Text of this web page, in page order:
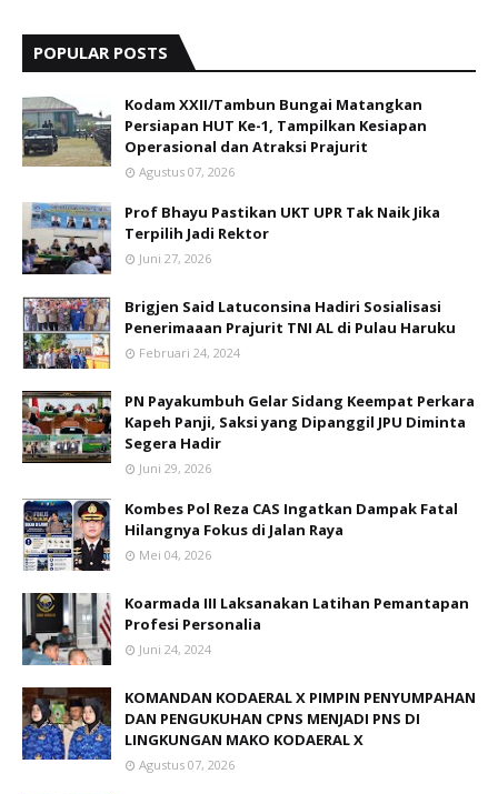
POPULAR POSTS
Kodam XXII/Tambun Bungai Matangkan
Persiapan HUT Ke-1, Tampilkan Kesiapan
Operasional dan Atraksi Prajurit
Agustus 07, 2026
Prof Bhayu Pastikan UKT UPR Tak Naik Jika
Terpilih Jadi Rektor
Juni 27, 2026
Brigjen Said Latuconsina Hadiri Sosialisasi
Penerimaaan Prajurit TNI AL di Pulau Haruku
Februari 24, 2024
PN Payakumbuh Gelar Sidang Keempat Perkara
Kapeh Panji, Saksi yang Dipanggil JPU Diminta
Segera Hadir
Juni 29, 2026
Kombes Pol Reza CAS Ingatkan Dampak Fatal
Hilangnya Fokus di Jalan Raya
Mei 04, 2026
Koarmada III Laksanakan Latihan Pemantapan
Profesi Personalia
Juni 24, 2024
KOMANDAN KODAERAL X PIMPIN PENYUMPAHAN
DAN PENGUKUHAN CPNS MENJADI PNS DI
LINGKUNGAN MAKO KODAERAL X
Agustus 07, 2026